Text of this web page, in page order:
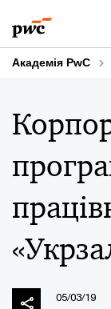
to
content
to
footer
Академія PwC
05/03/19